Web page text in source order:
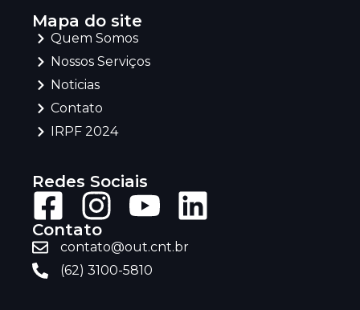
Mapa do site
Quem Somos
Nossos Serviços
Noticias
Contato
IRPF 2024
Redes Sociais
Contato
contato@out.cnt.br
(62) 3100-5810